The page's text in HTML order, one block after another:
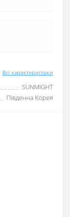
Всі характеристики
SUNMIGHT
Південна Корея